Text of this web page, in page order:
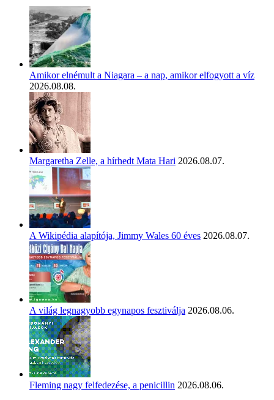
Amikor elnémult a Niagara – a nap, amikor elfogyott a víz
2026.08.08.
Margaretha Zelle, a hírhedt Mata Hari 2026.08.07.
A Wikipédia alapítója, Jimmy Wales 60 éves 2026.08.07.
A világ legnagyobb egynapos fesztiválja 2026.08.06.
Fleming nagy felfedezése, a penicillin 2026.08.06.